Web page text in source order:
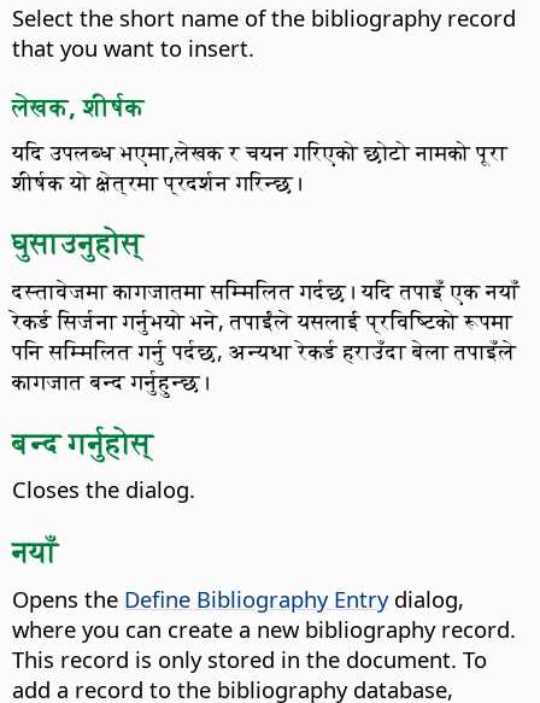
Select the short name of the bibliography record
that you want to insert.
लेखक, शीर्षक
यदि उपलब्ध भएमा,लेखक र चयन गरिएको छोटो नामको पूरा
शीर्षक यो क्षेत्रमा प्रदर्शन गरिन्छ।
घुसाउनुहोस्
दस्तावेजमा कागजातमा सम्मिलित गर्दछ। यदि तपाइँ एक नयाँ
रेकर्ड सिर्जना गर्नुभयो भने, तपाईंले यसलाई प्रविष्टिको रूपमा
पनि सम्मिलित गर्नु पर्दछ, अन्यथा रेकर्ड हराउँदा बेला तपाइँले
कागजात बन्द गर्नुहुन्छ।
बन्द गर्नुहोस्
Closes the dialog.
नयाँ
Opens the Define Bibliography Entrydialog,
where you can create a new bibliography record.
This record is only stored in the document. To
add a record to the bibliography database,